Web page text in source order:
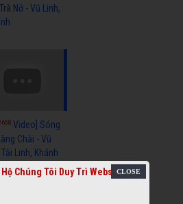
Nở - Vũ Linh,
Video] Sóng
Chài - Vũ
Tài Linh, Khánh
Chúng Tôi Duy Trì Website